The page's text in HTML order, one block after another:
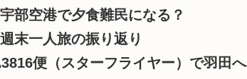
部空港で夕食難民になる？
末一人旅の振り返り
便（スターフライヤー）で羽田へ